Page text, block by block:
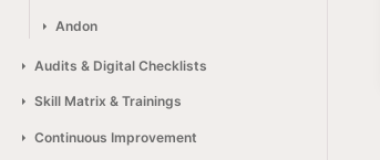
Andon
Audits & Digital Checklists
Skill Matrix & Trainings
Continuous Improvement